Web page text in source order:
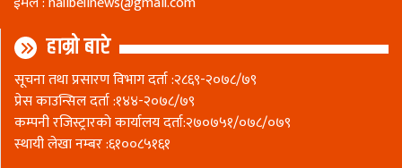
हाम्रो बारे
सूचना तथा प्रसारण विभाग दर्ता :२८६९-२०७८/७९
प्रेस काउन्सिल दर्ता :१४४-२०७८/७९
कम्पनी रजिस्ट्रारकाे कार्यालय दर्ता:२७०७५१/०७८/०७९
स्थायी लेखा नम्बर :६१००८५१६१